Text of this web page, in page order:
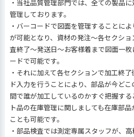
・当社品質管理部門では、全ての製品
管理しております。
・バーコードで図面を管理することに
が可能となり、資材の発注～各セクシ
査終了～発送日～お客様着まで図面一
ードで可能です。
・それに加えて各セクションで加工終
ド入力を行うことにより、部品が今ど
間で誰が加工しているのかすぐ把握す
ト品の在庫管理に関しましても在庫部
ことも可能です。
・部品検査では測定専属スタッフが、